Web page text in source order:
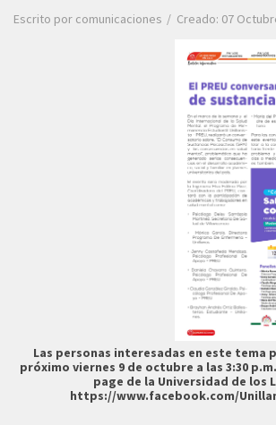
Escrito por comunicaciones Creado: 07
Las personas interesadas en este tema
próximo viernes 9 de octubre a las 3:30
page de la Universidad de los
https://www.facebook.com/